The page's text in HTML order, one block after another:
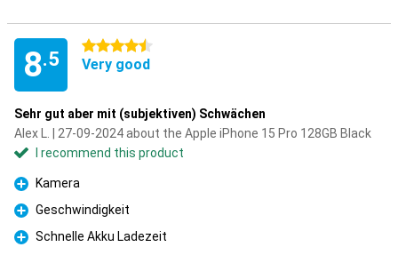
8.5
4.5 stars
Very good
Sehr gut aber mit (subjektiven) Schwächen
Alex L. | 27-09-2024 about the Apple iPhone 15 Pro 128GB Black
I recommend this product
Pro
Kamera
Pro
Geschwindigkeit
Pro
Schnelle Akku Ladezeit